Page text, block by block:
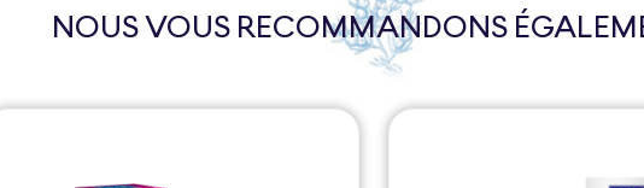
NOUS VOUS RECOMMANDONS